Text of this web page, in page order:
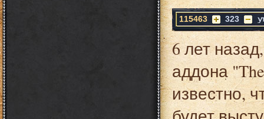
115463 323
6 лет
аддона
известно,